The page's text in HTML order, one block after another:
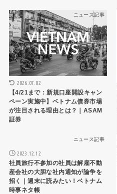
ニュース記事
2026.07.02
【4/21まで：新規口座開設キャン
ペーン実施中】ベトナム債券市場
が注目される理由とは？｜ASAM
証券
ニュース記事
2023.12.12
社員旅行不参加の社員は解雇不動
産会社の大胆な社内通知が論争を
招く｜週末に読みたい！ベトナム
時事ネタ帳